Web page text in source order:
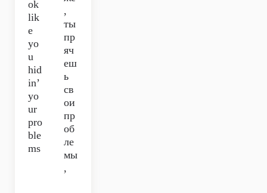
ok
lik
e
yo
u
hid
in’
yo
ur
pro
ble
ms
,
ты
пр
яч
еш
ь
св
ои
пр
об
ле
мы
,